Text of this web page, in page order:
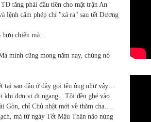
tăng phái đầu tiên cho mặt trận An
lệnh cấm phép chỉ "xả ra" sau tết Dương
chiến mà...
mình cũng mong năm nay, chúng nó
sao dân ở đây gọi tên ông như vậy…
khi đơn vị đi ngang…Tôi đều ghé vào
Gòn, chỉ Chủ nhật mới về thăm cha….
mà từ ngày Tết Mậu Thân não nùng